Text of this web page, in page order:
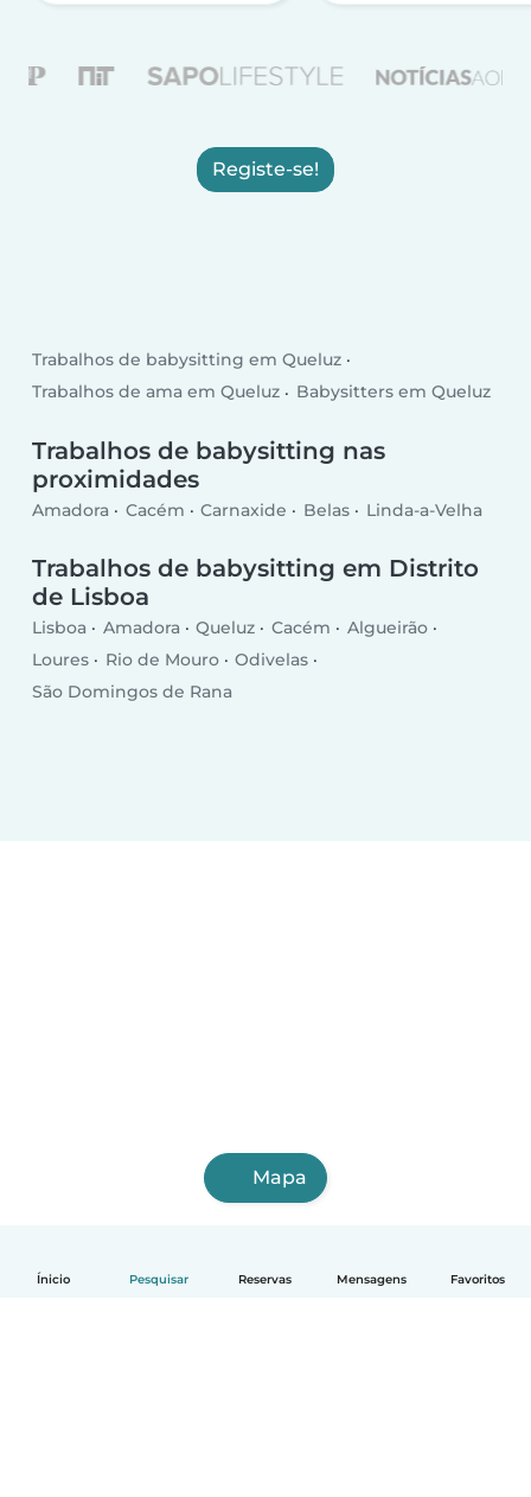
Ínicio Pesquisar Reservas Mensagens Favoritos
Registe-se!
Trabalhos de babysitting em Queluz
Trabalhos de ama em Queluz
Babysitters em Queluz
Trabalhos de babysitting nas
proximidades
Amadora Cacém Carnaxide Belas Linda-a-Velha
Trabalhos de babysitting em Distrito
de Lisboa
Lisboa Amadora Queluz Cacém
Algueirão
Loures
Rio de Mouro
Odivelas
São Domingos de Rana
Mapa